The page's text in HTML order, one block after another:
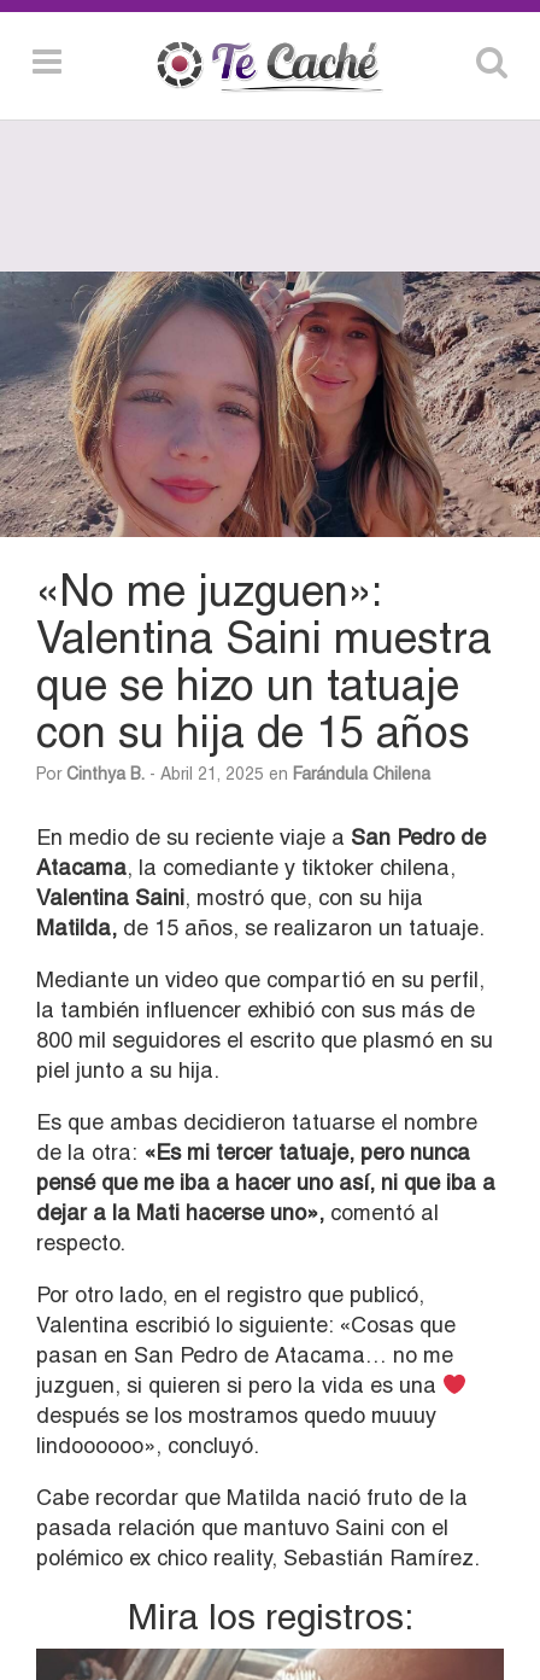
«No me juzguen»:
Valentina Saini muestra
que se hizo un tatuaje
con su hija de 15 años
PorCinthya B. - Abril 21, 2025 en Farándula Chilena
En medio de su reciente viaje a San Pedro de
Atacama, la comediante y tiktoker chilena,
Valentina Saini, mostró que, con su hija
Matilda, de 15 años, se realizaron un tatuaje.
Mediante un video que compartió en su perfil,
la también influencer exhibió con sus más de
800 mil seguidores el escrito que plasmó en su
piel junto a su hija.
Es que ambas decidieron tatuarse el nombre
de la otra: «Es mi tercer tatuaje, pero nunca
pensé que me iba a hacer uno así, ni que iba a
dejar a la Mati hacerse uno», comentó al
respecto.
Por otro lado, en el registro que publicó,
Valentina escribió lo siguiente: «Cosas que
pasan en San Pedro de Atacama… no me
juzguen, si quieren si pero la vida es una
después se los mostramos quedo muuuy
lindoooooo», concluyó.
Cabe recordar que Matilda nació fruto de la
pasada relación que mantuvo Saini con el
polémico ex chico reality, Sebastián Ramírez.
Mira los registros: